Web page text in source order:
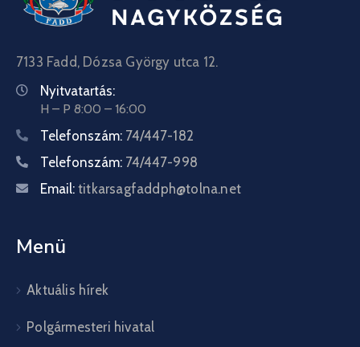
7133 Fadd, Dózsa György utca 12.
Nyitvatartás:
H – P 8:00 – 16:00
Telefonszám: 74/447-182
Telefonszám: 74/447-998
Email: titkarsagfaddph@tolna.net
Menü
Aktuális hírek
Polgármesteri hivatal